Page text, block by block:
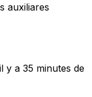
auxiliares
il y a 35 minutes de